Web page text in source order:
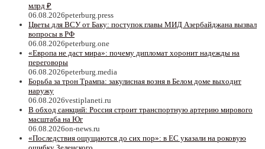
млрд ₽
06.08.2026peterburg.press
Цветы для ВСУ от Баку: поступок главы МИД Азербайджана вызвал
вопросы в РФ
06.08.2026peterburg.one
«Европа не даст мира»: почему дипломат хоронит надежды на
переговоры
06.08.2026peterburg.media
Борьба за трон Трампа: закулисная возня в Белом доме выходит
наружу
06.08.2026vestiplaneti.ru
В обход санкций: Россия строит транспортную артерию мирового
масштаба на Юг
06.08.2026on-news.ru
«Последствия ощущаются до сих пор»: в ЕС указали на роковую